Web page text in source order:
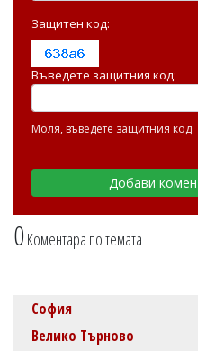
0Коментара по темата
Защитен код:
Въведете защитния код:
Моля, въведете защитния код
София
Велико Търново